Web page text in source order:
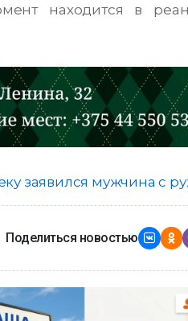
находится в
заявился мужчина с
Поделиться новостью